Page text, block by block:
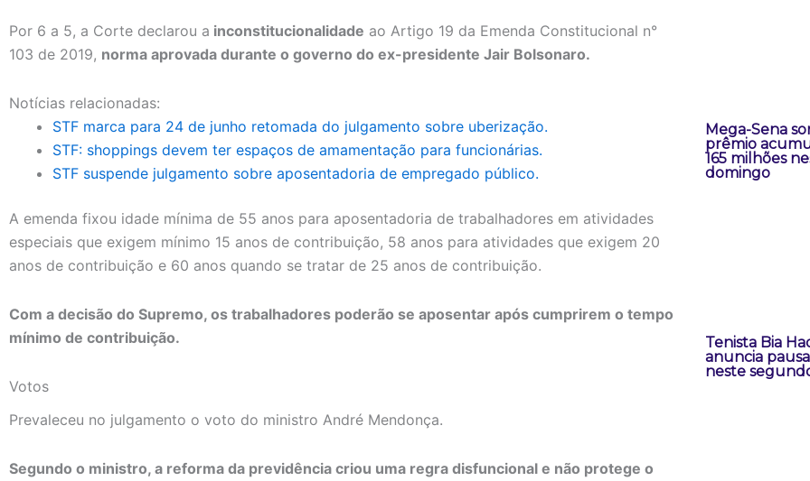
Por 6 a 5, a Corte declarou a inconstitucionalidade ao Artigo 19 da Emenda Constitucional n°
103 de 2019, norma aprovada durante o governo do ex-presidente Jair Bolsonaro.
Notícias relacionadas:
STF marca para 24 de junho retomada do julgamento sobre uberização.
STF: shoppings devem ter espaços de amamentação para funcionárias.
STF suspende julgamento sobre aposentadoria de empregado público.
A emenda fixou idade mínima de 55 anos para aposentadoria de trabalhadores em atividades
especiais que exigem mínimo 15 anos de contribuição, 58 anos para atividades que exigem 20
anos de contribuição e 60 anos quando se tratar de 25 anos de contribuição.
Com a decisão do Supremo, os trabalhadores poderão se aposentar após cumprirem o tempo
mínimo de contribuição.
Votos
Prevaleceu no julgamento o voto do ministro André Mendonça.
Segundo o ministro, a reforma da previdência criou uma regra disfuncional e não protege o
Mega-Sena
prêmio
165 milhões
domingo
Tenista Bia
anuncia
neste